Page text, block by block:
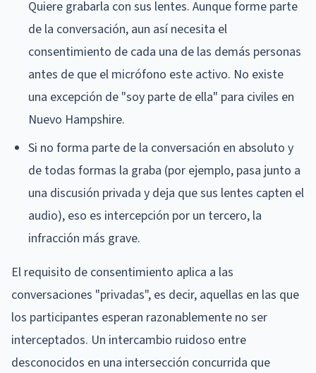
Quiere grabarla con sus lentes. Aunque forme parte
de la conversación, aun así necesita el
consentimiento de cada una de las demás personas
antes de que el micrófono este activo. No existe
una excepción de "soy parte de ella" para civiles en
Nuevo Hampshire.
Si no forma parte de la conversación en absoluto y
de todas formas la graba (por ejemplo, pasa junto a
una discusión privada y deja que sus lentes capten el
audio), eso es intercepción por un tercero, la
infracción más grave.
El requisito de consentimiento aplica a las
conversaciones "privadas", es decir, aquellas en las que
los participantes esperan razonablemente no ser
interceptados. Un intercambio ruidoso entre
desconocidos en una intersección concurrida que